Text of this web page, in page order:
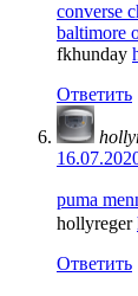
converse
baltimore
fkhunday
Ответить
puma
hollyreger
Ответить